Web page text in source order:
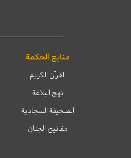
منابع الحكمة
القرآن الكريم
نهج البلاغة
الصحيفة السجادية
مفاتيح الجنان